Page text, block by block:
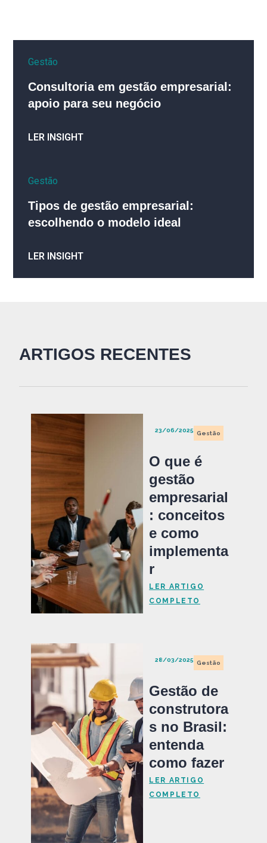
Gestão
Consultoria em gestão empresarial:
apoio para seu negócio
LER INSIGHT
Gestão
Tipos de gestão empresarial:
escolhendo o modelo ideal
LER INSIGHT
ARTIGOS RECENTES
23/06/2025 Gestão
O que é
gestão
empresarial
: conceitos
e como
implementa
r
LER ARTIGO
COMPLETO
28/03/2025 Gestão
Gestão de
construtora
s no Brasil:
entenda
como fazer
LER ARTIGO
COMPLETO